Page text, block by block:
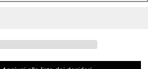
DEL
FANTASY